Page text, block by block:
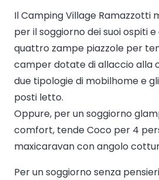
Il Camping Village Ramazzotti
per il soggiorno dei suoi ospiti
quattro zampe piazzole per
camper dotate di allaccio alla
due tipologie di mobilhome e
posti letto.
Oppure, per un soggiorno
comfort, tende Coco per 4
maxicaravan con angolo
Per un soggiorno senza